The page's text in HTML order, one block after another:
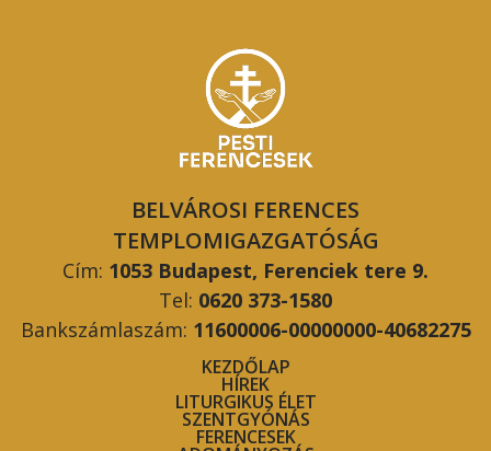
BELVÁROSI FERENCES
TEMPLOMIGAZGATÓSÁG
Cím: 1053 Budapest, Ferenciek tere 9.
Tel: 0620 373-1580
Bankszámlaszám: 11600006-00000000-40682275
KEZDŐLAP
HÍREK
LITURGIKUS ÉLET
SZENTGYÓNÁS
FERENCESEK